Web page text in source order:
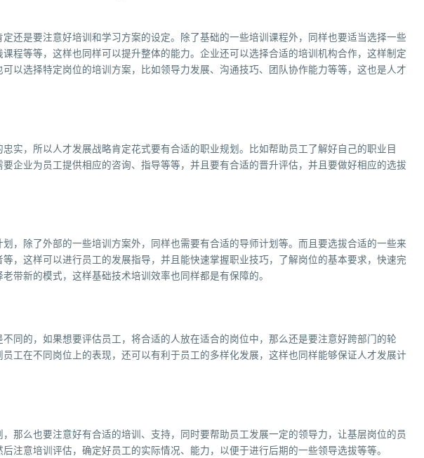
还是要注意好培训和学习方案的设定。除了基础的一些培训课程外，同样也要适当选择一些
程等等，这样也同样可以提升整体的能力。企业还可以选择合适的培训机构合作，这样制定
以选择特定岗位的培训方案，比如领导力发展、沟通技巧、团队协作能力等等，这也是人才
实，所以人才发展战略肯定花式要有合适的职业规划。比如帮助员工了解好自己的职业目
企业为员工提供相应的咨询、指导等等，并且要有合适的晋升评估，并且要做好相应的选拔
，除了外部的一些培训方案外，同样也需要有合适的导师计划等。而且要选拔合适的一些来
，这样可以进行员工的发展指导，并且能快速掌握职业技巧，了解岗位的基本要求，快速完
带新的模式，这样基础技术培训效率也同样都是有保障的。
同的，如果想要评估员工，将合适的人放在适合的岗位中，那么还是要注意好跨部门的轮
工在不同岗位上的表现，还可以有利于员工的多样化发展，这样也同样能够保证人才发展计
那么也要注意好有合适的培训、支持，同时要帮助员工发展一定的领导力，让基层岗位的员
注意培训评估，确定好员工的实际情况、能力，以便于进行后期的一些领导选拔等等。